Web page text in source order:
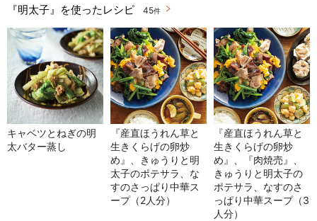
『明太子』を使ったレシピ 45件
キャベツとねぎの明
太バター蒸し
『産直ほうれん草と
生きくらげの卵炒
め』、きゅうりと明
太子のポテサラ、な
すのさっぱり中華ス
ープ（2人分）
『産直ほうれん草と
生きくらげの卵炒
め』、『肉焼売』、
きゅうりと明太子の
ポテサラ、なすのさ
っぱり中華スープ（3
人分）